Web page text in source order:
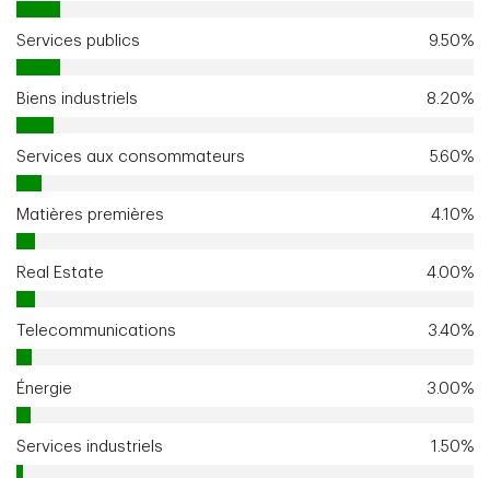
Services publics 9.50%
Biens industriels 8.20%
Services aux consommateurs 5.60%
Matières premières 4.10%
Real Estate 4.00%
Telecommunications 3.40%
Énergie 3.00%
Services industriels 1.50%